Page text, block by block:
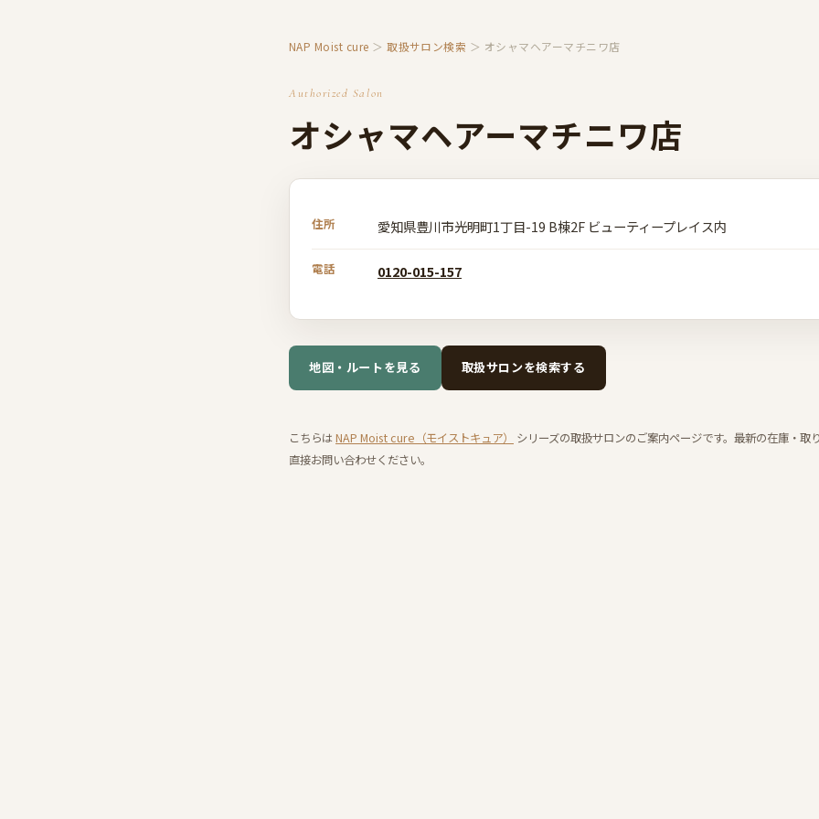
NAP Moist cure ＞取扱サロン検索 ＞ オシャマヘアーマチニワ店
Authorized Salon
オシャマヘアーマチニワ店
住所 愛知県豊川市光明町1丁目-19 B棟2F ビューティープレイス内
電話 0120-015-157
地図・ルートを見る 取扱サロンを検索する
こちらはNAP Moist cure（モイストキュア）
シリーズの取扱サロンのご案内ページです。最新の在庫・取
直接お問い合わせください。